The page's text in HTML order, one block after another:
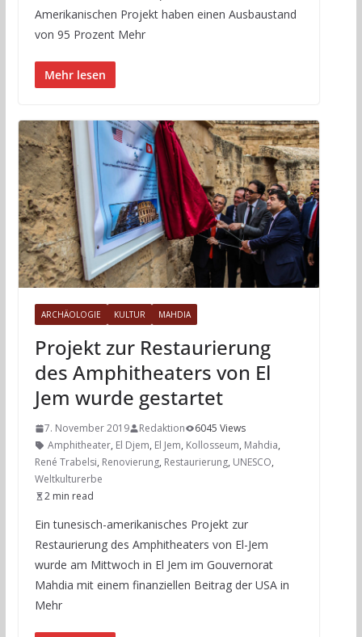
Amerikanischen Projekt haben einen Ausbaustand
von 95 Prozent Mehr
Mehr lesen
ARCHÄOLOGIE KULTUR MAHDIA
Projekt zur Restaurierung
des Amphitheaters von El
Jem wurde gestartet
7. November 2019 Redaktion
6045 Views
Amphitheater, El Djem, El Jem, Kollosseum, Mahdia,
René Trabelsi, Renovierung, Restaurierung, UNESCO,
Weltkulturerbe
2 min read
Ein tunesisch-amerikanisches Projekt zur
Restaurierung des Amphitheaters von El-Jem
wurde am Mittwoch in El Jem im Gouvernorat
Mahdia mit einem finanziellen Beitrag der USA in
Mehr